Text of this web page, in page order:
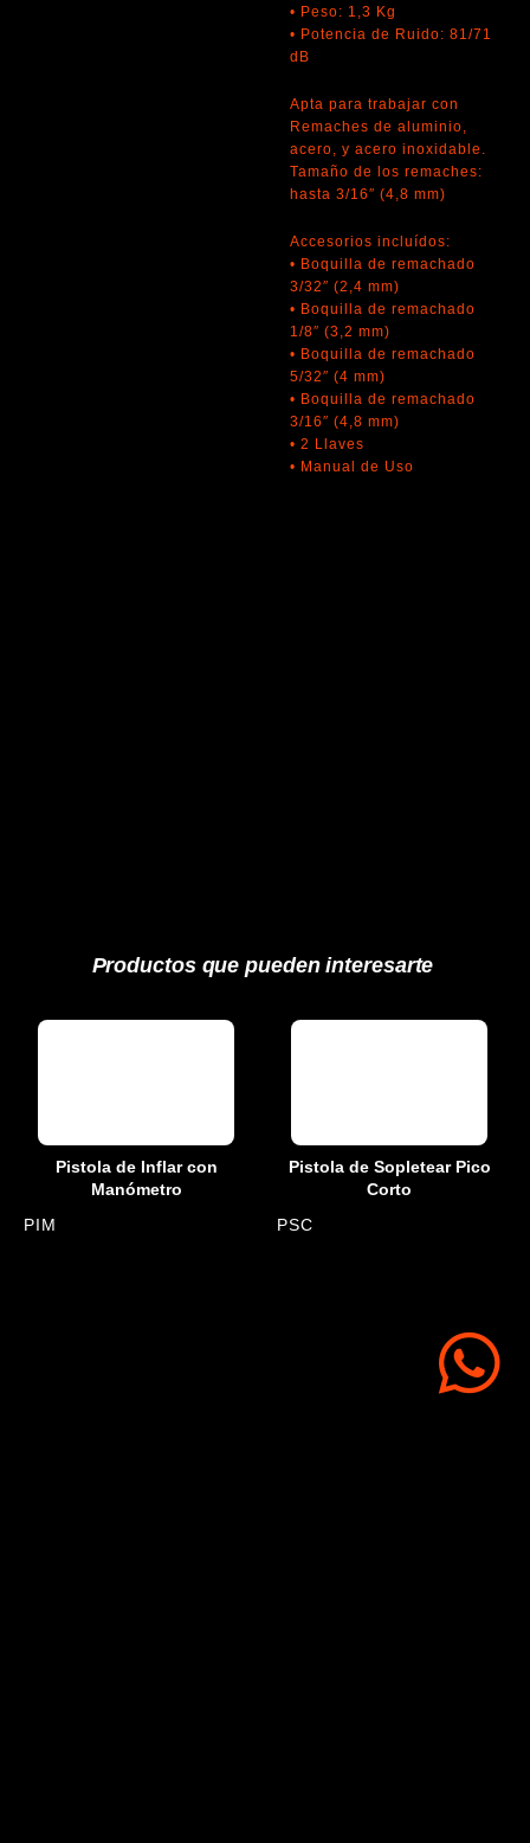
• Peso: 1,3 Kg
• Potencia de Ruido: 81/71
dB
Apta para trabajar con
Remaches de aluminio,
acero, y acero inoxidable.
Tamaño de los remaches:
hasta 3/16″ (4,8 mm)
Accesorios incluídos:
• Boquilla de remachado
3/32″ (2,4 mm)
• Boquilla de remachado
1/8″ (3,2 mm)
• Boquilla de remachado
5/32″ (4 mm)
• Boquilla de remachado
3/16″ (4,8 mm)
• 2 Llaves
• Manual de Uso
Productos que pueden interesarte
Pistola de Inflar con
Manómetro
PIM
Pistola de Sopletear Pico
Corto
PSC